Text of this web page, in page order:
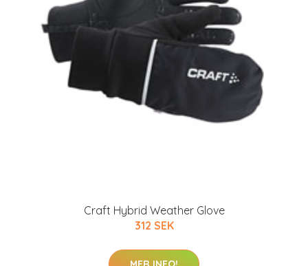
Craft Hybrid Weather Glove
312 SEK